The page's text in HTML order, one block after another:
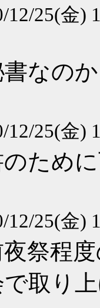
12/25(金)
なの
12/25(金)
ため
12/25(金)
祭程
取り